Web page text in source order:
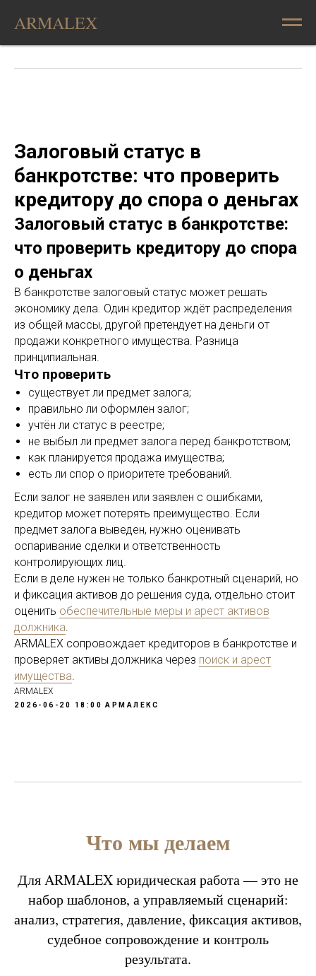
ARMALEX
Залоговый статус в
банкротстве: что проверить
кредитору до спора о деньгах
Залоговый статус в банкротстве:
что проверить кредитору до спора
о деньгах
В банкротстве залоговый статус может решать
экономику дела. Один кредитор ждёт распределения
из общей массы, другой претендует на деньги от
продажи конкретного имущества. Разница
принципиальная.
Что проверить
существует ли предмет залога;
правильно ли оформлен залог;
учтён ли статус в реестре;
не выбыл ли предмет залога перед банкротством;
как планируется продажа имущества;
есть ли спор о приоритете требований.
Если залог не заявлен или заявлен с ошибками,
кредитор может потерять преимущество. Если
предмет залога выведен, нужно оценивать
оспаривание сделки и ответственность
контролирующих лиц.
Если в деле нужен не только банкротный сценарий, но
и фиксация активов до решения суда, отдельно стоит
оценить обеспечительные меры и арест активов
должника.
ARMALEX сопровождает кредиторов в банкротстве и
проверяет активы должника через поиск и арест
имущества.
ARMALEX
2026-06-20 18:00 АРМАЛЕКС
Что мы делаем
Для ARMALEX юридическая работа — это не
набор шаблонов, а управляемый сценарий:
анализ, стратегия, давление, фиксация активов,
судебное сопровождение и контроль
результата.